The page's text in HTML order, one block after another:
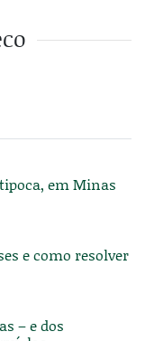
em Minas
e como resolver
– e dos